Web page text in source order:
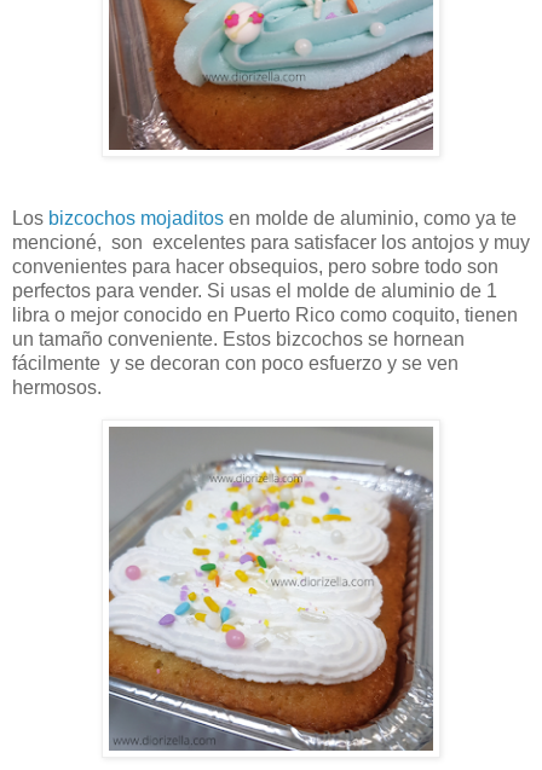
Los bizcochos mojaditos en molde de aluminio, como ya te
mencioné, son excelentes para satisfacer los antojos y muy
convenientes para hacer obsequios, pero sobre todo son
perfectos para vender. Si usas el molde de aluminio de 1
libra o mejor conocido en Puerto Rico como coquito, tienen
un tamaño conveniente. Estos bizcochos se hornean
fácilmente y se decoran con poco esfuerzo y se ven
hermosos.